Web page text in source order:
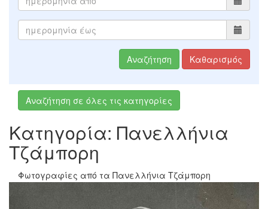
Αναζήτηση Καθαρισμός
Αναζήτηση σε όλες τις κατηγορίες
Κατηγορία: Πανελλήνια
Τζάμπορη
Φωτογραφίες από τα Πανελλήνια Τζάμπορη